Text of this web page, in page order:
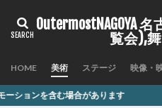
OutermostNAGOYA
覧会),
HOME 美術 ステージ 映像・
す